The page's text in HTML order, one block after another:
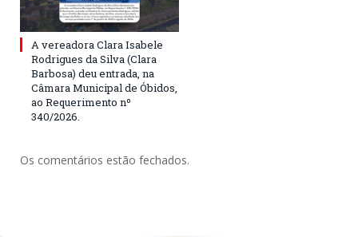
A vereadora Clara Isabele
Rodrigues da Silva (Clara
Barbosa) deu entrada, na
Câmara Municipal de Óbidos,
ao Requerimento nº
340/2026.
Os comentários estão fechados.